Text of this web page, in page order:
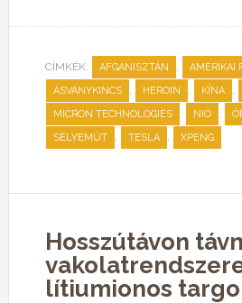
CÍMKÉK: AFGANISZTÁN , AMERIKAI
ÁSVÁNYKINCS , HEROIN , KÍNA ,
MICRON TECHNOLOGIES , NIO ,
SELYEMÚT , TESLA , XPENG
Hosszútávon
lítiumionos